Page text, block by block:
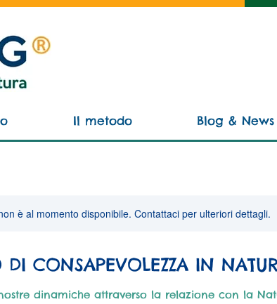
Il metodo Blog & News
è al momento disponibile. Contattaci per ulteriori dettagli.
DI CONSAPEVOLEZZA IN
dinamiche attraverso la relazione con la